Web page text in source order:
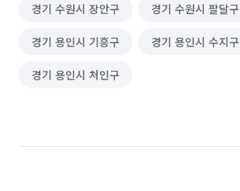
경기 수원시 장안구 경기 수원시 팔달구
경기 용인시 기흥구 경기 용인시 수지구
경기 용인시 처인구